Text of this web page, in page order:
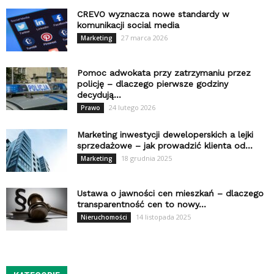
CREVO wyznacza nowe standardy w
komunikacji social media
Marketing 27 marca 2026
Pomoc adwokata przy zatrzymaniu przez
policję – dlaczego pierwsze godziny
decydują...
Prawo 24 lutego 2026
Marketing inwestycji deweloperskich a lejki
sprzedażowe – jak prowadzić klienta od...
Marketing 18 grudnia 2025
Ustawa o jawności cen mieszkań – dlaczego
transparentność cen to nowy...
Nieruchomości 14 listopada 2025